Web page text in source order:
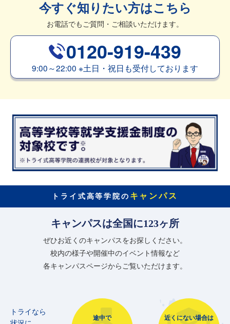
今すぐ知りたい方はこちら
お電話でもご質問・ご相談いただけます。
0120-919-439
9:00～22:00 ※土日・祝日も受付しております
トライ式高等学院の キャンパス
キャンパスは全国に123ヶ所
ぜひお近くのキャンパスをお探しください。
校内の様子や開催中のイベント情報など
各キャンパスページからご覧いただけます。
トライなら
途中で
近くにない場合は